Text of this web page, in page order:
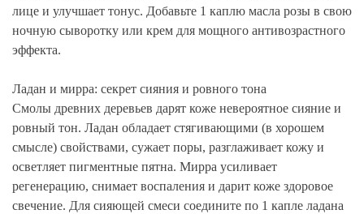
лице и улучшает тонус. Добавьте 1 каплю масла розы в свою
ночную сыворотку или крем для мощного антивозрастного
эффекта.
Ладан и мирра: секрет сияния и ровного тона
Смолы древних деревьев дарят коже невероятное сияние и
ровный тон. Ладан обладает стягивающими (в хорошем
смысле) свойствами, сужает поры, разглаживает кожу и
осветляет пигментные пятна. Мирра усиливает
регенерацию, снимает воспаления и дарит коже здоровое
свечение. Для сияющей смеси соедините по 1 капле ладана